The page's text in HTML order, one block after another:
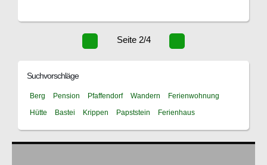
Seite 2/4
Suchvorschläge
Berg Pension Pfaffendorf Wandern
Ferienwohnung
Hütte
Bastei Krippen Papststein Ferienhaus